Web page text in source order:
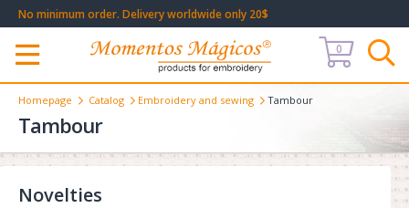
No minimum order. Delivery worldwide only 20$
Меню
0
Homepage Catalog Embroidery and sewing Tambour
Tambour
Novelties